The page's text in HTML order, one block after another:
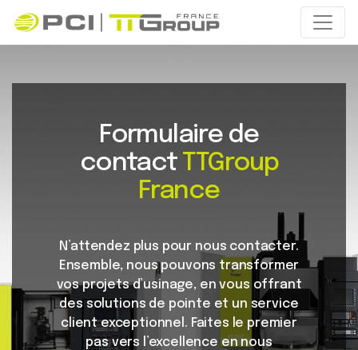
Formulaire de
contact TTGroup
France
N’attendez plus pour nous contacter.
Ensemble, nous pouvons transformer
vos projets d’usinage, en vous offrant
des solutions de pointe et un service
client exceptionnel. Faites le premier
pas vers l’excellence en nous